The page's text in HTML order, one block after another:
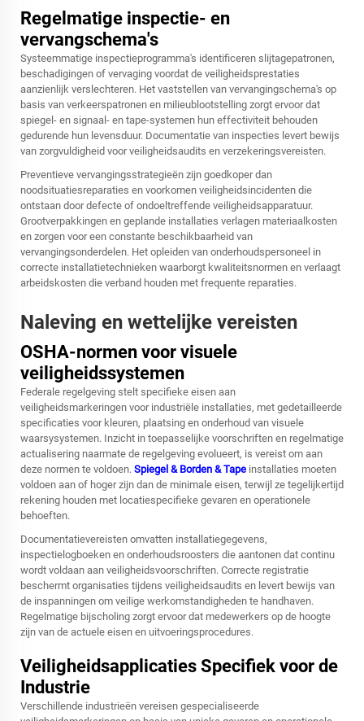
Regelmatige inspectie- en
vervangschema's
Systeemmatige inspectieprogramma's identificeren slijtagepatronen,
beschadigingen of vervaging voordat de veiligheidsprestaties
aanzienlijk verslechteren. Het vaststellen van vervangingschema's op
basis van verkeerspatronen en milieublootstelling zorgt ervoor dat
spiegel- en signaal- en tape-systemen hun effectiviteit behouden
gedurende hun levensduur. Documentatie van inspecties levert bewijs
van zorgvuldigheid voor veiligheidsaudits en verzekeringsvereisten.
Preventieve vervangingsstrategieën zijn goedkoper dan
noodsituatiesreparaties en voorkomen veiligheidsincidenten die
ontstaan door defecte of ondoeltreffende veiligheidsapparatuur.
Grootverpakkingen en geplande installaties verlagen materiaalkosten
en zorgen voor een constante beschikbaarheid van
vervangingsonderdelen. Het opleiden van onderhoudspersoneel in
correcte installatietechnieken waarborgt kwaliteitsnormen en verlaagt
arbeidskosten die verband houden met frequente reparaties.
Naleving en wettelijke vereisten
OSHA-normen voor visuele
veiligheidssystemen
Federale regelgeving stelt specifieke eisen aan
veiligheidsmarkeringen voor industriële installaties, met gedetailleerde
specificaties voor kleuren, plaatsing en onderhoud van visuele
waarsysystemen. Inzicht in toepasselijke voorschriften en regelmatige
actualisering naarmate de regelgeving evolueert, is vereist om aan
deze normen te voldoen. Spiegel & Borden & Tape installaties moeten
voldoen aan of hoger zijn dan de minimale eisen, terwijl ze tegelijkertijd
rekening houden met locatiespecifieke gevaren en operationele
behoeften.
Documentatievereisten omvatten installatiegegevens,
inspectielogboeken en onderhoudsroosters die aantonen dat continu
wordt voldaan aan veiligheidsvoorschriften. Correcte registratie
beschermt organisaties tijdens veiligheidsaudits en levert bewijs van
de inspanningen om veilige werkomstandigheden te handhaven.
Regelmatige bijscholing zorgt ervoor dat medewerkers op de hoogte
zijn van de actuele eisen en uitvoeringsprocedures.
Veiligheidsapplicaties Specifiek voor de
Industrie
Verschillende industrieën vereisen gespecialiseerde